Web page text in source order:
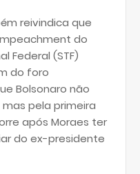
reivindica que
do
Federal (STF)
do foro
Bolsonaro não
mas pela primeira
após Moraes ter
do ex-presidente